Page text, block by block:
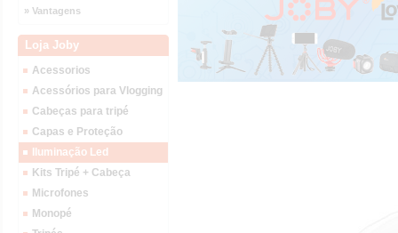
» Vantagens
Loja Joby
Acessorios
Acessórios para Vlogging
Cabeças para tripé
Capas e Proteção
Iluminação Led
Kits Tripé + Cabeça
Microfones
Monopé